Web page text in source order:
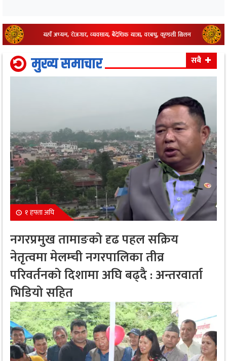
मुख्य समाचार सबै
१ हफ्ता अघि
नगरप्रमुख तामाङको दृढ पहल सक्रिय
नेतृत्वमा मेलम्ची नगरपालिका तीव्र
परिवर्तनको दिशामा अघि बढ्दै : अन्तरवार्ता
भिडियो सहित